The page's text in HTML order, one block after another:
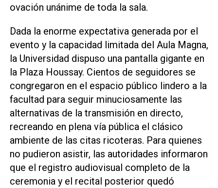
ovación unánime de toda la sala.
Dada la enorme expectativa generada por el
evento y la capacidad limitada del Aula Magna,
la Universidad dispuso una pantalla gigante en
la Plaza Houssay. Cientos de seguidores se
congregaron en el espacio público lindero a la
facultad para seguir minuciosamente las
alternativas de la transmisión en directo,
recreando en plena vía pública el clásico
ambiente de las citas ricoteras. Para quienes
no pudieron asistir, las autoridades informaron
que el registro audiovisual completo de la
ceremonia y el recital posterior quedó